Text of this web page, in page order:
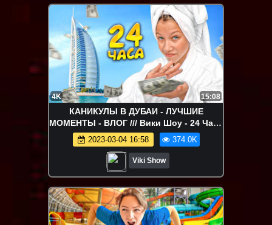
4K 15:08
КАНИКУЛЫ В ДУБАИ - ЛУЧШИЕ
МОМЕНТЫ - ВЛОГ /// Вики Шоу - 24 Часа
в САМОМ Дорогом отеле мира / Вики
Шоу
2023-03-04 16:58 374.0K
Viki Show